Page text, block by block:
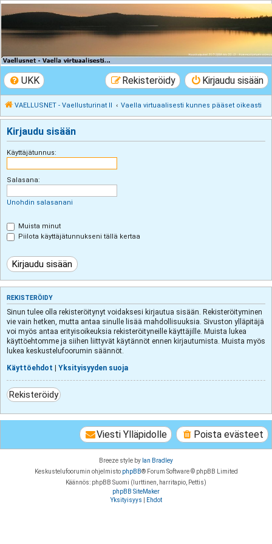
VAELLUSNET -
Vaellusturinat II
UKK Kirjaudu sisään
Rekisteröidy
VAELLUSNET - Vaellusturinat II Vaella virtuaalisesti kunnes pääset oikeasti
Kirjaudu sisään
Käyttäjätunnus:
Salasana:
Unohdin salasanani
Muista minut
Piilota käyttäjätunnukseni tällä kertaa
REKISTERÖIDY
Sinun tulee olla rekisteröitynyt voidaksesi kirjautua sisään. Rekisteröityminen
vie vain hetken, mutta antaa sinulle lisää mahdollisuuksia. Sivuston ylläpitäjä
voi myös antaa erityisoikeuksia rekisteröityneille käyttäjille. Muista lukea
käyttöehtomme ja siihen liittyvät käytännöt ennen kirjautumista. Muista myös
lukea keskustelufoorumin säännöt.
Käyttöehdot
Yksityisyyden suoja
Rekisteröidy
Poista evästeet
Viesti Ylläpidolle
Breeze style by Ian Bradley
Keskustelufoorumin ohjelmisto phpBB® Forum Software © phpBB Limited
Käännös: phpBB Suomi (lurttinen, harritapio, Pettis)
phpBB SiteMaker
Yksityisyys
Ehdot